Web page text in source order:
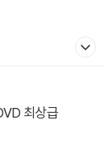
최상급